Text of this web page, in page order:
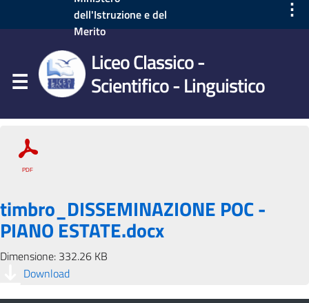
dell'Istruzione e del
Merito
⋮
Liceo Classico -
Scientifico - Linguistico
timbro_DISSEMINAZIONE POC -
PIANO ESTATE.docx
Dimensione: 332.26 KB
Download